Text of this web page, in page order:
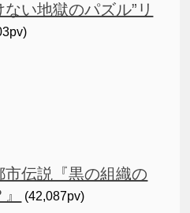
い地獄のパズル”リ
伝説『黒の組織の
(42,087pv)